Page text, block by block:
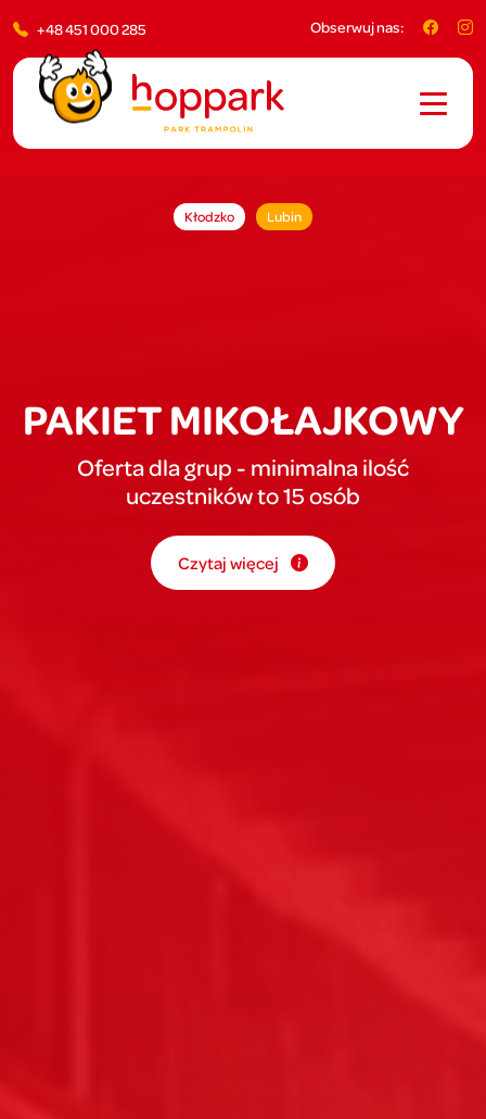
+48 451 000 285 Obserwuj nas:
Kłodzko Lubin
PAKIET MIKOŁAJKOWY
Oferta dla grup - minimalna ilość
uczestników to 15 osób
Czytaj więcej